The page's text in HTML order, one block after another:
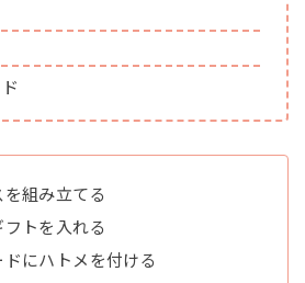
組み立てる
トを入れる
にハトメを付ける